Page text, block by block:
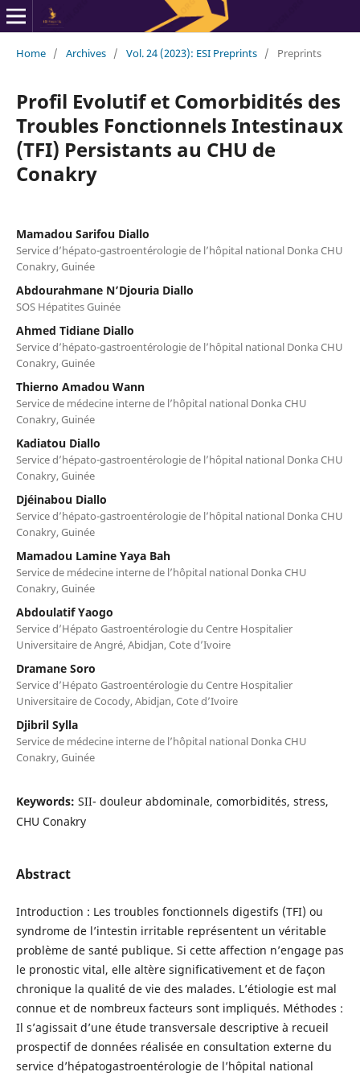
Home / Archives / Vol. 24 (2023): ESI Preprints / Preprints
Profil Evolutif et Comorbidités des
Troubles Fonctionnels Intestinaux
(TFI) Persistants au CHU de
Conakry
Mamadou Sarifou Diallo
Service d’hépato-gastroentérologie de l’hôpital national Donka CHU
Conakry, Guinée
Abdourahmane N’Djouria Diallo
SOS Hépatites Guinée
Ahmed Tidiane Diallo
Service d’hépato-gastroentérologie de l’hôpital national Donka CHU
Conakry, Guinée
Thierno Amadou Wann
Service de médecine interne de l’hôpital national Donka CHU
Conakry, Guinée
Kadiatou Diallo
Service d’hépato-gastroentérologie de l’hôpital national Donka CHU
Conakry, Guinée
Djéinabou Diallo
Service d’hépato-gastroentérologie de l’hôpital national Donka CHU
Conakry, Guinée
Mamadou Lamine Yaya Bah
Service de médecine interne de l’hôpital national Donka CHU
Conakry, Guinée
Abdoulatif Yaogo
Service d’Hépato Gastroentérologie du Centre Hospitalier
Universitaire de Angré, Abidjan, Cote d’Ivoire
Dramane Soro
Service d’Hépato Gastroentérologie du Centre Hospitalier
Universitaire de Cocody, Abidjan, Cote d’Ivoire
Djibril Sylla
Service de médecine interne de l’hôpital national Donka CHU
Conakry, Guinée
Keywords: SII- douleur abdominale, comorbidités, stress,
CHU Conakry
Abstract
Introduction : Les troubles fonctionnels digestifs (TFI) ou
syndrome de l’intestin irritable représentent un véritable
problème de santé publique. Si cette affection n’engage pas
le pronostic vital, elle altère significativement et de façon
chronique la qualité de vie des malades. L’étiologie est mal
connue et de nombreux facteurs sont impliqués. Méthodes :
Il s’agissait d’une étude transversale descriptive à recueil
prospectif de données réalisée en consultation externe du
service d’hépatogastroentérologie de l’hôpital national